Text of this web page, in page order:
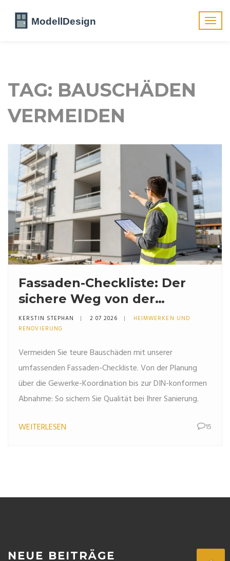
TAG: BAUSCHÄDEN
VERMEIDEN
Fassaden-Checkliste: Der
sichere Weg von der
Planung bis zur Abnahme
KERSTIN STEPHAN 2 07 2026
HEIMWERKEN UND
RENOVIERUNG
Vermeiden Sie teure Bauschäden mit unserer
umfassenden Fassaden-Checkliste. Von der Planung
über die Gewerke-Koordination bis zur DIN-konformen
Abnahme: So sichern Sie Qualität bei Ihrer Sanierung.
WEITERLESEN 15
NEUE BEITRÄGE